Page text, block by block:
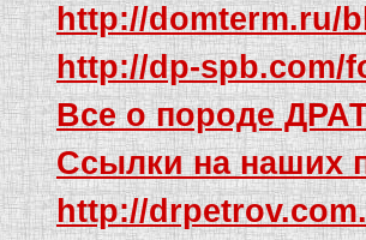
http://domterm.ru/
http://dp-spb.com/
Все о породе
Ссылки на наших
http://